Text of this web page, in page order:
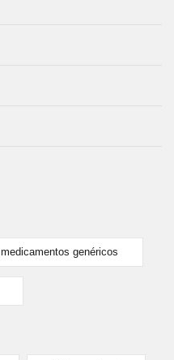
medicamentos genéricos